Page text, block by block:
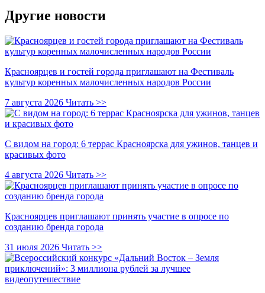
Другие новости
Красноярцев и гостей города приглашают на Фестиваль
культур коренных малочисленных народов России
7 августа 2026 Читать >>
С видом на город: 6 террас Красноярска для ужинов, танцев и
красивых фото
4 августа 2026 Читать >>
Красноярцев приглашают принять участие в опросе по
созданию бренда города
31 июля 2026 Читать >>